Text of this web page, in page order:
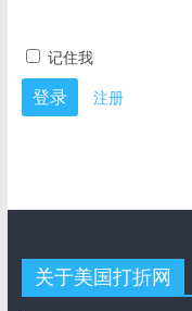
记住我
注册
关于美国打折网